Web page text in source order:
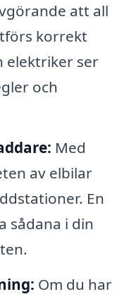
att all
korrekt
elektriker ser
och
Med
av elbilar
En
sådana i din
Om du har